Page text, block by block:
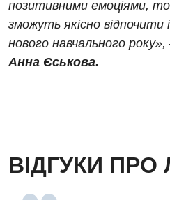
Педіатричне відділення
Проктологія
Пульмонологія
Терапія
позитивними емоціями,
зможуть якісно відпочити
нового навчального
Анна Єськова.
ВІДГУКИ ПРО